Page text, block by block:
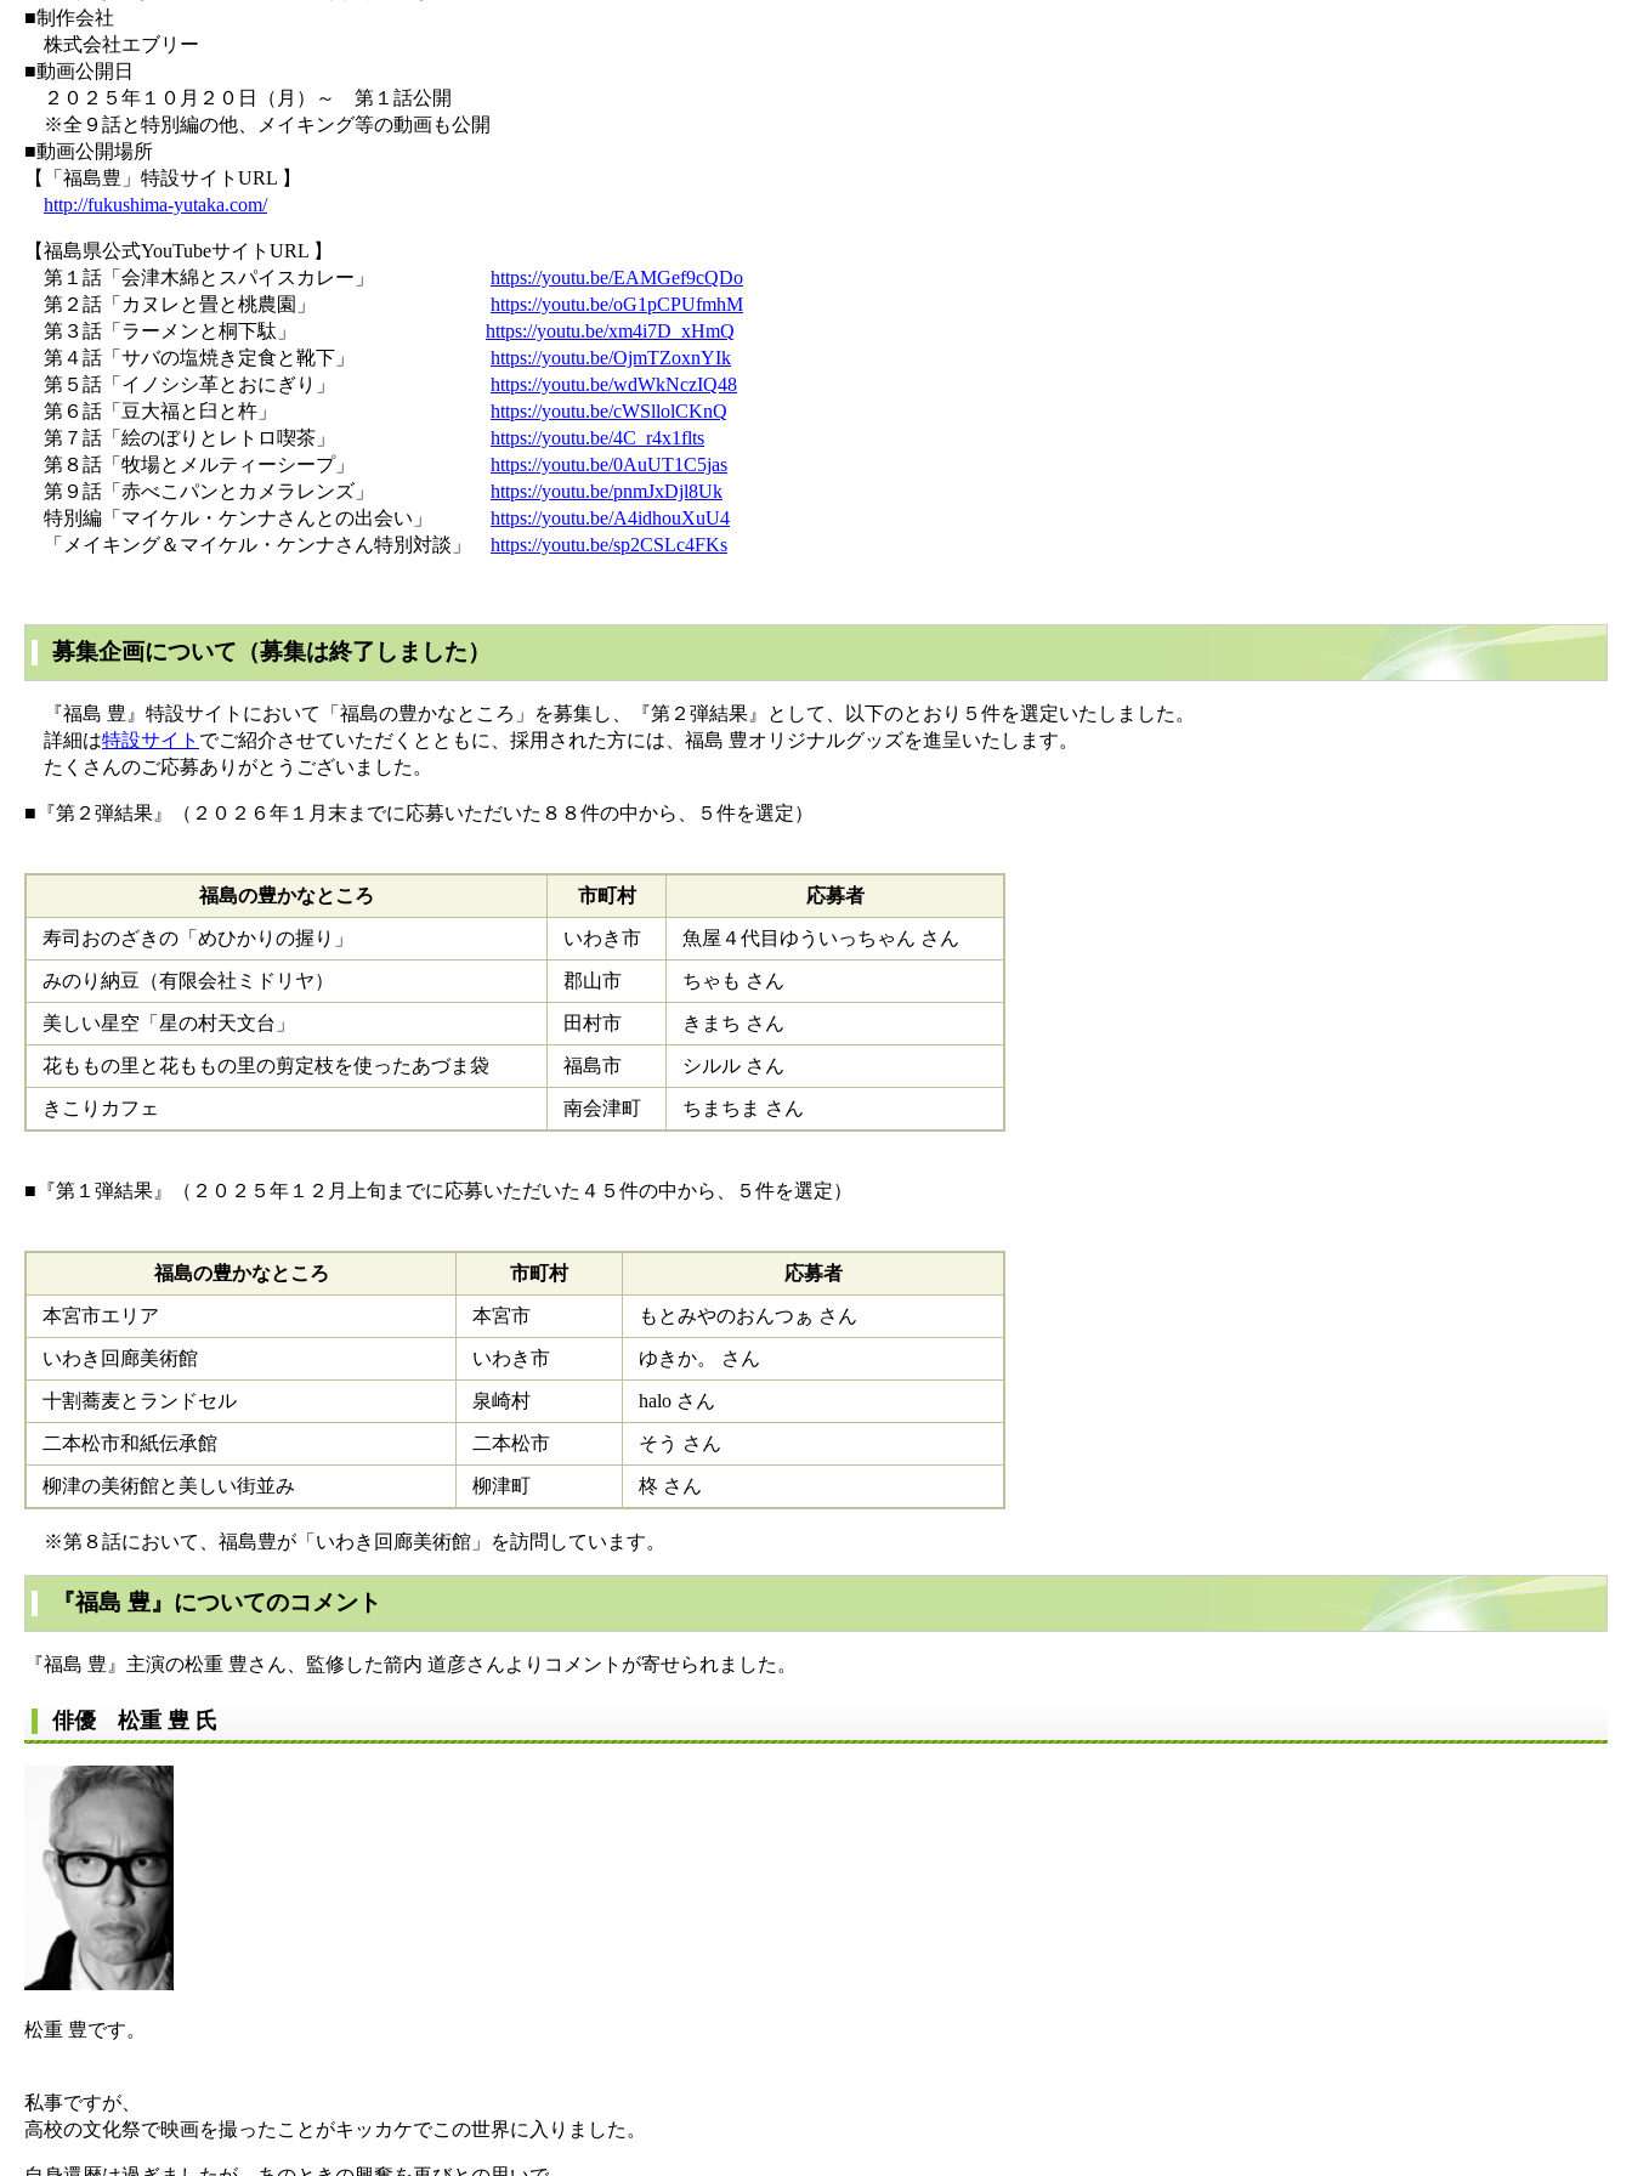
■制作会社
株式会社エブリー
■動画公開日
２０２５年１０月２０日（月）～ 第１話公開
※全９話と特別編の他、メイキング等の動画も公開
■動画公開場所
【「福島豊」特設サイトURL 】
http://fukushima-yutaka.com/
【福島県公式YouTubeサイトURL 】
第１話「会津木綿とスパイスカレー」 https://youtu.be/EAMGef9cQDo
第２話「カヌレと畳と桃農園」 https://youtu.be/oG1pCPUfmhM
第３話「ラーメンと桐下駄」 https://youtu.be/xm4i7D_xHmQ
第４話「サバの塩焼き定食と靴下」 https://youtu.be/OjmTZoxnYIk
第５話「イノシシ革とおにぎり」 https://youtu.be/wdWkNczIQ48
第６話「豆大福と臼と杵」 https://youtu.be/cWSllolCKnQ
第７話「絵のぼりとレトロ喫茶」 https://youtu.be/4C_r4x1flts
第８話「牧場とメルティーシープ」 https://youtu.be/0AuUT1C5jas
第９話「赤べこパンとカメラレンズ」 https://youtu.be/pnmJxDjl8Uk
特別編「マイケル・ケンナさんとの出会い」 https://youtu.be/A4idhouXuU4
「メイキング＆マイケル・ケンナさん特別対談」 https://youtu.be/sp2CSLc4FKs
募集企画について （募集は終了しました）
『福島 豊』特設サイトにおいて「福島の豊かなところ」を募集し、『第２弾結果』として、以下のとおり５件を選定いたしました。
詳細は特設サイト でご紹介させていただくとともに、採用された方には、福島 豊オリジナルグッズを進呈いたします。
たくさんのご応募ありがとうございました。
■『第２弾結果』（２０２６年１月末までに応募いただいた８８件の中から、５件を選定）
福島の豊かなところ 市町村 応募者
寿司おのざきの「めひかりの握り」 いわき市 魚屋４代目ゆういっちゃん さん
みのり納豆（有限会社ミドリヤ） 郡山市 ちゃも さん
美しい星空「星の村天文台」 田村市 きまち さん
花ももの里と花ももの里の剪定枝を使ったあづま袋 福島市 シルル さん
きこりカフェ 南会津町 ちまちま さん
■『第１弾結果』（２０２５年１２月上旬までに応募いただいた４５件の中から、５件を選定）
福島の豊かなところ 市町村 応募者
本宮市エリア 本宮市 もとみやのおんつぁ さん
いわき回廊美術館 いわき市 ゆきか。 さん
十割蕎麦とランドセル 泉崎村 halo さん
二本松市和紙伝承館 二本松市 そう さん
柳津の美術館と美しい街並み 柳津町 柊 さん
※第８話において、福島豊が「いわき回廊美術館」を訪問しています。
『福島 豊』についてのコメント
『福島 豊』主演の松重 豊さん、監修した箭内 道彦さんよりコメントが寄せられました。
俳優 松重 豊 氏
松重 豊です。
私事ですが、
高校の文化祭で映画を撮ったことがキッカケでこの世界に入りました。